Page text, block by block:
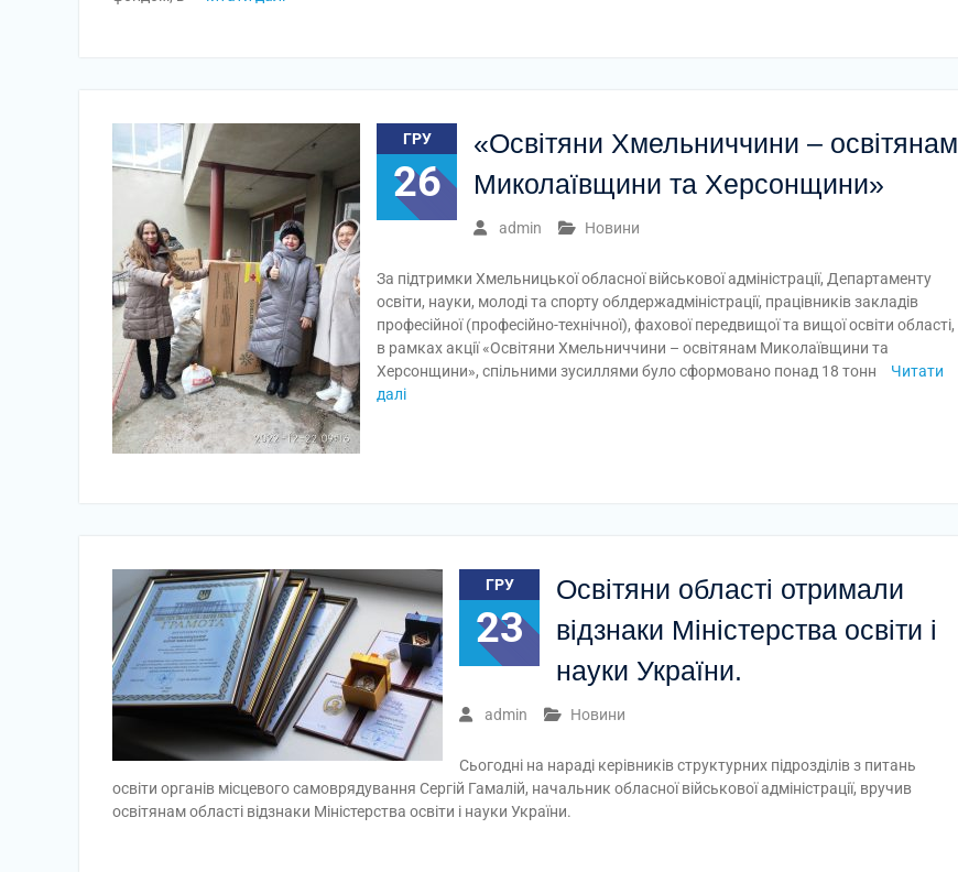
ГРУ
26
«Освітяни Хмельниччини – освітянам
Миколаївщини та Херсонщини»
admin Новини
За підтримки Хмельницької обласної військової адміністрації, Департаменту
освіти, науки, молоді та спорту облдержадміністрації, працівників закладів
професійної (професійно-технічної), фахової передвищої та вищої освіти області,
в рамках акції «Освітяни Хмельниччини – освітянам Миколаївщини та
Херсонщини», спільними зусиллями було сформовано понад 18 тонн
Читати
далі
ГРУ
23
Освітяни області отримали
відзнаки Міністерства освіти і
науки України.
admin Новини
Сьогодні на нараді керівників структурних підрозділів з питань
освіти органів місцевого самоврядування Сергій Гамалій, начальник обласної військової адміністрації, вручив
освітянам області відзнаки Міністерства освіти і науки України.